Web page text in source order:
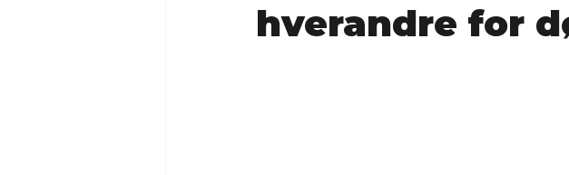
hverandre for